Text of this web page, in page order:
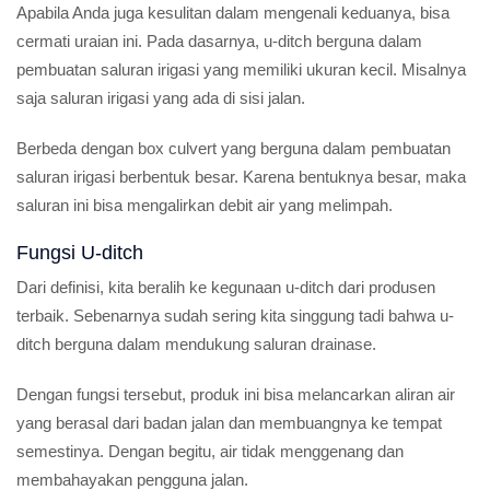
Apabila Anda juga kesulitan dalam mengenali keduanya, bisa
cermati uraian ini. Pada dasarnya, u-ditch berguna dalam
pembuatan saluran irigasi yang memiliki ukuran kecil. Misalnya
saja saluran irigasi yang ada di sisi jalan.
Berbeda dengan box culvert yang berguna dalam pembuatan
saluran irigasi berbentuk besar. Karena bentuknya besar, maka
saluran ini bisa mengalirkan debit air yang melimpah.
Fungsi U-ditch
Dari definisi, kita beralih ke kegunaan u-ditch dari produsen
terbaik. Sebenarnya sudah sering kita singgung tadi bahwa u-
ditch berguna dalam mendukung saluran drainase.
Dengan fungsi tersebut, produk ini bisa melancarkan aliran air
yang berasal dari badan jalan dan membuangnya ke tempat
semestinya. Dengan begitu, air tidak menggenang dan
membahayakan pengguna jalan.